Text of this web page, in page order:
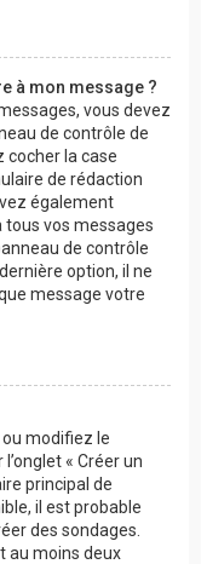
à mon message ?
vous devez
de contrôle de
cocher la case
de rédaction
également
tous vos messages
de contrôle
option, il ne
message votre
ou modifiez le
« Créer un
principal de
il est probable
des sondages.
au moins deux